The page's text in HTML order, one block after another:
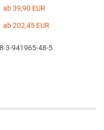
ab 39,90 EUR
ab 202,45 EUR
3-941965-48-5